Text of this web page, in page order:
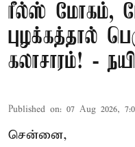
ரீல்ஸ் மோகம்,
புழக்கத்தால்
கலாசாரம்! -
Published on: 07 Aug 2026,
சென்னை,